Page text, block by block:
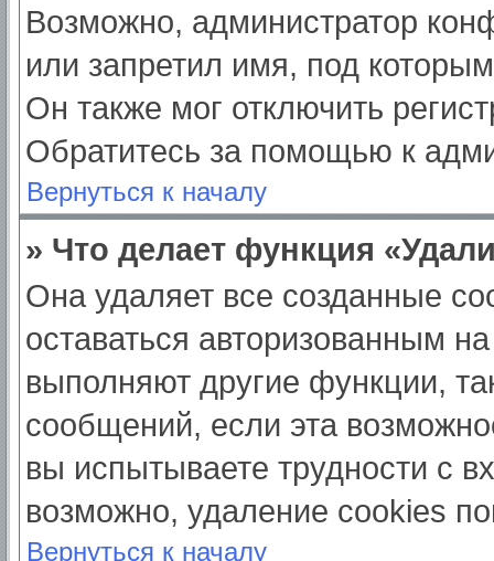
Возможно, администратор
или запретил имя, под
Он также мог отключить
Обратитесь за помощью к
Вернуться к началу
» Что делает функция
Она удаляет все созданные
оставаться авторизованным
выполняют другие функции,
сообщений, если эта
вы испытываете трудности с
возможно, удаление cookies
Вернуться к началу